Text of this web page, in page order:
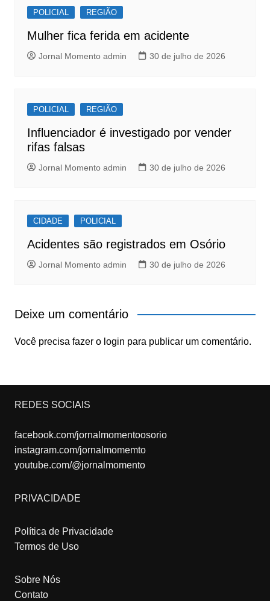
o
o
k
p
p
POLICIAL REGIÃO
Mulher fica ferida em acidente
Jornal Momento admin 30 de julho de 2026
POLICIAL REGIÃO
Influenciador é investigado por vender
rifas falsas
Jornal Momento admin 30 de julho de 2026
CIDADE POLICIAL
Acidentes são registrados em Osório
Jornal Momento admin 30 de julho de 2026
Deixe um comentário
Você precisa fazer o login para publicar um comentário.
REDES SOCIAIS
facebook.com/jornalmomentoosorio
instagram.com/jornalmomemto
youtube.com/@jornalmomento
PRIVACIDADE
Política de Privacidade
Termos de Uso
Sobre Nós
Contato